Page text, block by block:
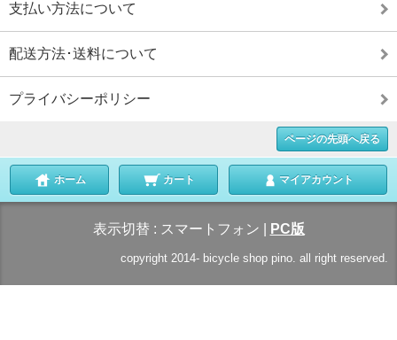
支払い方法について
配送方法･送料について
プライバシーポリシー
ページの先頭へ戻る
ホーム カート マイアカウント
表示切替 : スマートフォン PC版
copyright 2014- bicycle shop pino. all right reserved.